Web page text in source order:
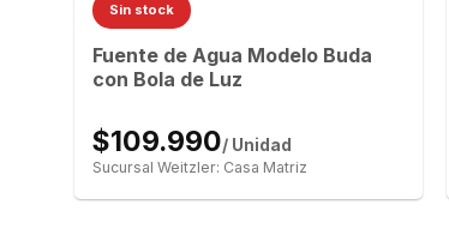
Sin stock
Fuente de Agua Modelo Buda
con Bola de Luz
$109.990/ Unidad
Sucursal Weitzler: Casa Matriz